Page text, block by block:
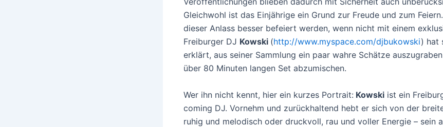
Gleichwohl ist das Einjährige ein Grund zur Freude und zum
dieser Anlass besser befeiert werden, wenn nicht mit einem
Freiburger DJ Kowski (http://www.myspace.com/djbukowski) hat
erklärt, aus seiner Sammlung ein paar wahre Schätze
über 80 Minuten langen Set abzumischen.
Wer ihn nicht kennt, hier ein kurzes Portrait: Kowski ist ein
coming DJ. Vornehm und zurückhaltend hebt er sich von der
ruhig und melodisch oder druckvoll, rau und voller Energie – sein